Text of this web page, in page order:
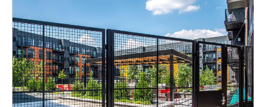
Enregistrer la nouvelle sélection comme choix par défaut